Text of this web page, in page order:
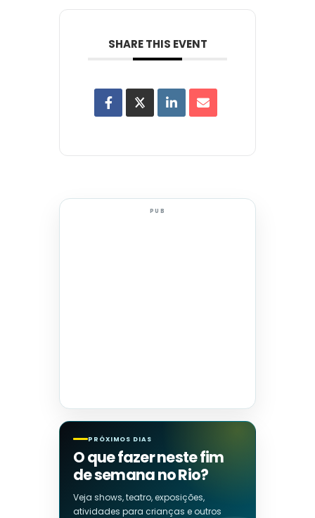
SHARE THIS EVENT
PUB
PRÓXIMOS DIAS
O que fazer neste fim
de semana no Rio?
Veja shows, teatro, exposições,
atividades para crianças e outros